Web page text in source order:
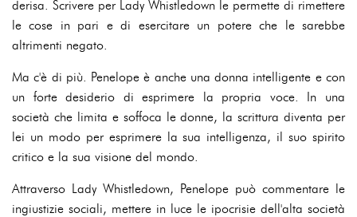
derisa. Scrivere per Lady Whistledown le permette di rimettere
le cose in pari e di esercitare un potere che le sarebbe
altrimenti negato.
Ma c'è di più. Penelope è anche una donna intelligente e con
un forte desiderio di esprimere la propria voce. In una
società che limita e soffoca le donne, la scrittura diventa per
lei un modo per esprimere la sua intelligenza, il suo spirito
critico e la sua visione del mondo.
Attraverso Lady Whistledown, Penelope può commentare le
ingiustizie sociali, mettere in luce le ipocrisie dell'alta società